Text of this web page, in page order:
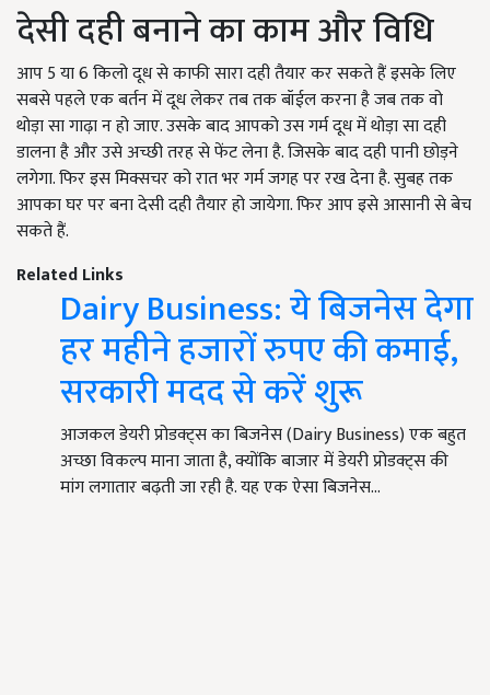
देसी दही बनाने का काम और विधि
आप 5 या 6 किलो दूध से काफी सारा दही तैयार कर सकते हैं इसके लिए
सबसे पहले एक बर्तन में दूध लेकर तब तक बॉईल करना है जब तक वो
थोड़ा सा गाढ़ा न हो जाए. उसके बाद आपको उस गर्म दूध में थोड़ा सा दही
डालना है और उसे अच्छी तरह से फेंट लेना है. जिसके बाद दही पानी छोड़ने
लगेगा. फिर इस मिक्सचर को रात भर गर्म जगह पर रख देना है. सुबह तक
आपका घर पर बना देसी दही तैयार हो जायेगा. फिर आप इसे आसानी से बेच
सकते हैं.
Related Links
Dairy Business: ये बिजनेस देगा
हर महीने हजारों रुपए की कमाई,
सरकारी मदद से करें शुरू
आजकल डेयरी प्रोडक्ट्स का बिजनेस (Dairy Business) एक बहुत
अच्छा विकल्प माना जाता है, क्योंकि बाजार में डेयरी प्रोडक्ट्स की
मांग लगातार बढ़ती जा रही है. यह एक ऐसा बिजनेस…